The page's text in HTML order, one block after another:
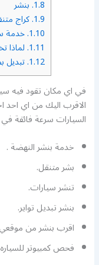
1.8. بنشر
1.9. كراج
1.10. خدمة
1.11. لماذا
1.12. تبديل
في اي مكان تقود فيه
الاقرب اليك من اي احد
السيارات سرعة فائقة
خدمة بنشر النهضة .
بشر متنقل.
تنشر سيارات.
بنشر تبديل تواير.
اقرب بنشر من
فحص كمبيوتر